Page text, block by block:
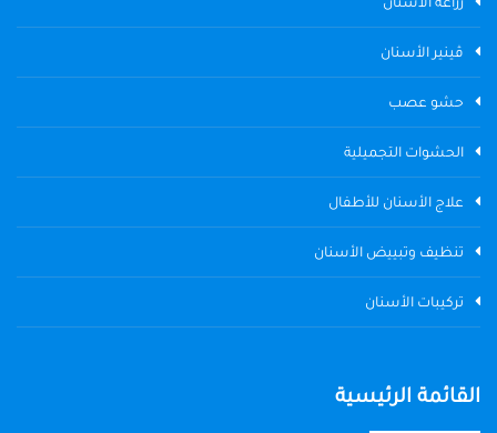
زراعة الأسنان
ڤينير الأسنان
حشو عصب
الحشوات التجميلية
علاج الأسنان للأطفال
تنظيف وتبييض الأسنان
تركيبات الأسنان
القائمة الرئيسية